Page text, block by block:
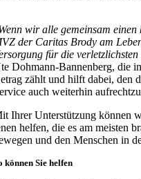
wir alle gemeinsam
der Caritas Brody am
für die
Dohmann-Bannenberg, die
zählt und hilft dabei, den
auch weiterhin
Ihrer Unterstützung können
helfen, die es am meisten
und den Menschen in
können Sie helfen